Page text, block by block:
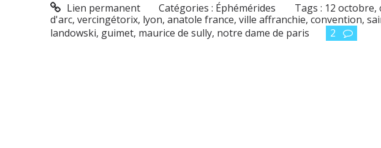
Lien permanent Catégories : Éphémérides Tags : 12 octobre,
d'arc, vercingétorix, lyon, anatole france, ville affranchie, convention,
landowski, guimet, maurice de sully, notre dame de paris 2